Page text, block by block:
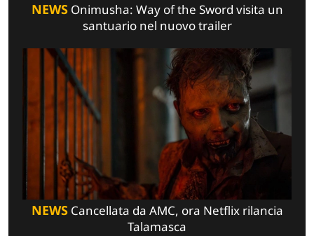
NEWSOnimusha: Way of the Sword visita un
santuario nel nuovo trailer
NEWSCancellata da AMC, ora Netflix rilancia
Talamasca